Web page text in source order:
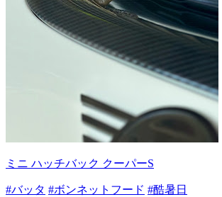
ミニ ハッチバック クーパーS
#バッタ #ボンネットフード #酷暑日